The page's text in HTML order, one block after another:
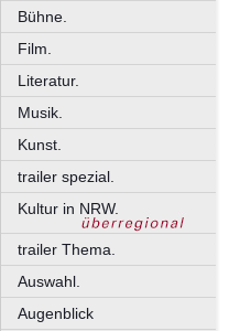
Bühne.
Film.
Literatur.
Musik.
Kunst.
trailer spezial.
Kultur in NRW.
trailer Thema.
Auswahl.
Augenblick